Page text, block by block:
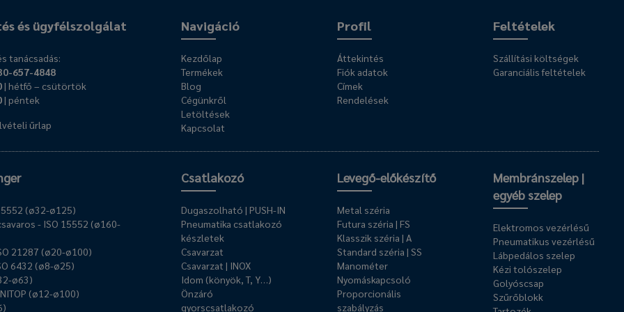
Navigáció
Kezdőlap
Termékek
Blog
Cégünkről
Letöltések
Kapcsolat
Profil
Áttekintés
Fiók adatok
Címek
Rendelések
Feltételek
Szállítási költségek
Garanciális feltételek
és ügyfélszolgálat
tanácsadás:
657-4848
| hétfő – csütörtök
| péntek
űrlap
(ø32-ø125)
- ISO 15552 (ø160-
21287 (ø20-ø100)
6432 (ø8-ø25)
ø63)
(ø12-ø100)
Csatlakozó
Dugaszolható | PUSH-IN
Pneumatika csatlakozó
készletek
Csavarzat
Csavarzat | INOX
Idom (könyök, T, Y…)
Önzáró
gyorscsatlakozó
Levegő-előkészítő
Metal széria
Futura széria | FS
Klasszik széria | A
Standard széria | SS
Manométer
Nyomáskapcsoló
Proporcionális
szabályzás
Membránszelep |
egyéb szelep
Elektromos vezérlésű
Pneumatikus vezérlésű
Lábpedálos szelep
Kézi tolószelep
Golyóscsap
Szűrőblokk